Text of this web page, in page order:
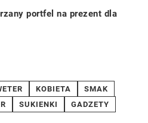
portfel na prezent dla
KOBIETA
SMAK
SUKIENKI
GADZETY